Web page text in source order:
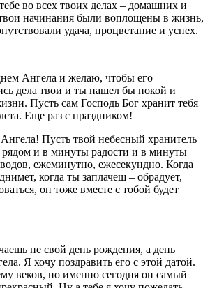
во всех твоих делах – домашних и
начинания были воплощены в жизнь,
удача, процветание и успех.
Ангела и желаю, чтобы его
дела твои и ты нашел бы покой и
Пусть сам Господь Бог хранит тебя
Еще раз с праздником!
Пусть твой небесный хранитель
рядом и в минуты радости и в минуты
ежеминутно, ежесекундно. Когда
когда ты заплачеш – обрадует,
он тоже вместе с тобой будет
не свой день рождения, а день
Я хочу поздравить его с этой датой.
веков, но именно сегодня он самый